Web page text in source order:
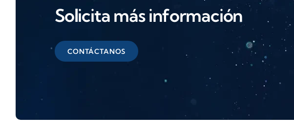
Solicita más información
CONTÁCTANOS